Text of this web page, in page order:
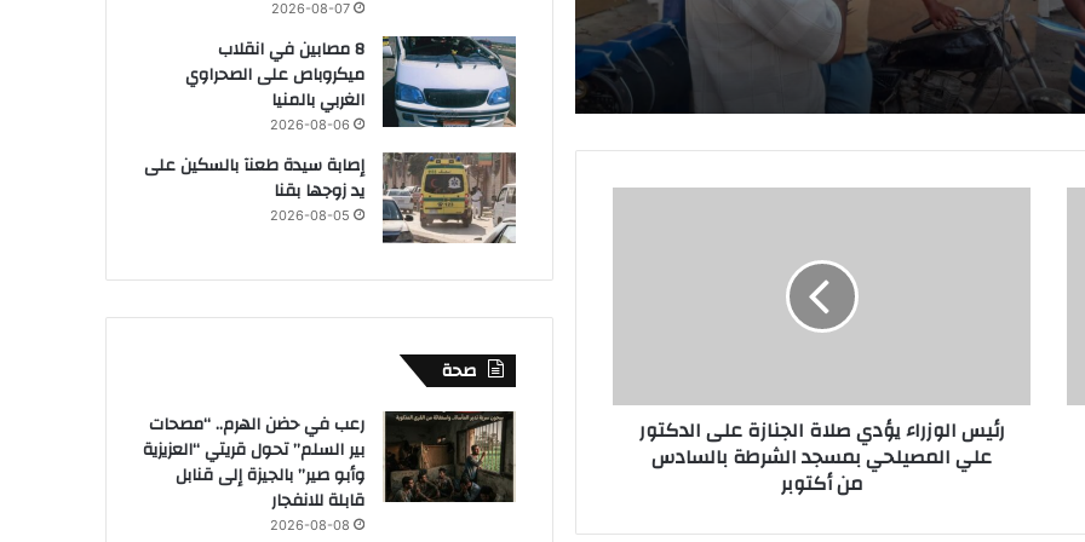
ظاهرة التسول وعمالة الأطفال غرب الأقصر
العملية التعليمية للطلاب
الشمالي
ر
د
رئيس الوزراء يؤدي صلاة الجنازة على الدكتور
علي المصيلحي بمسجد الشرطة بالسادس
من أكتوبر
2026-08-07
8 مصابين في انقلاب
ميكروباص على الصحراوي
الغربي بالمنيا
2026-08-06
إصابة سيدة طعنآ بالسكين على
يد زوجها بقنا
2026-08-05
صحة
رعب في حضن الهرم.. “مصحات
بير السلم” تحول قريتي “العزيزية
وأبو صير” بالجيزة إلى قنابل
قابلة للانفجار
2026-08-08